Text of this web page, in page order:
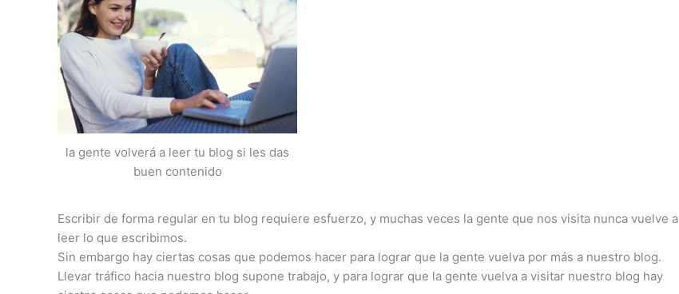
la gente volverá a leer tu blog si les das
buen contenido
Escribir de forma regular en tu blog requiere esfuerzo, y muchas veces la gente que nos visita nunca vuelve a
leer lo que escribimos.
Sin embargo hay ciertas cosas que podemos hacer para lograr que la gente vuelva por más a nuestro blog.
Llevar tráfico hacia nuestro blog supone trabajo, y para lograr que la gente vuelva a visitar nuestro blog hay